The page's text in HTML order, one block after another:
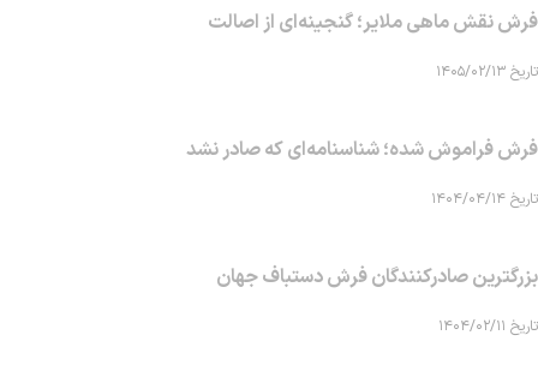
فرش نقش ماهی‌ ملایر؛ گنجینه‌ای از اصالت
تاریخ ۱۴۰۵/۰۲/۱۳
فرش فراموش شده؛ شناسنامه‌ای که صادر نشد
تاریخ ۱۴۰۴/۰۴/۱۴
بزرگترین صادرکنندگان فرش دستباف جهان
تاریخ ۱۴۰۴/۰۲/۱۱